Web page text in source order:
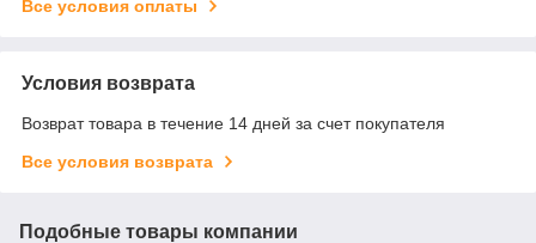
Все условия оплаты
Условия возврата
Возврат товара в течение 14 дней за счет покупателя
Все условия возврата
Подобные товары компании